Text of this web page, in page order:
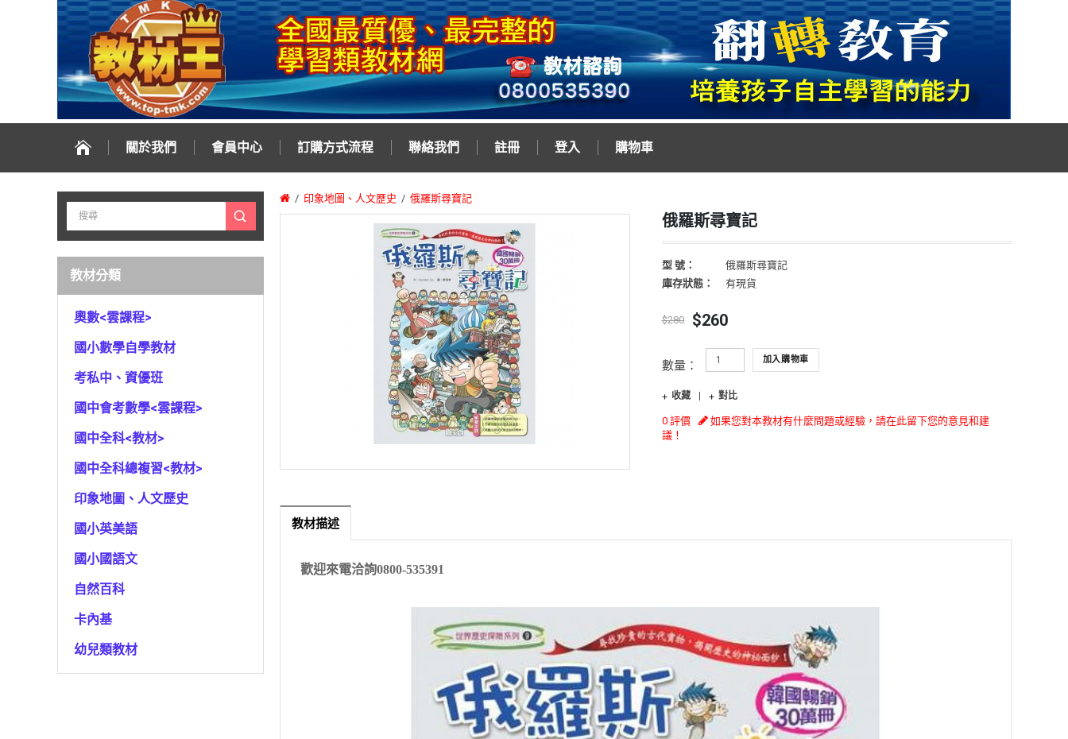
關於我們 會員中心 訂購方式流程 聯絡我們 註冊 登入 購物車
教材分類
奧數<雲課程>
國小數學自學教材
考私中、資優班
國中會考數學<雲課程>
國中全科<教材>
國中全科總複習<教材>
印象地圖、人文歷史
國小英美語
國小國語文
自然百科
卡內基
幼兒類教材
印象地圖、人文歷史 俄羅斯尋寶記
俄羅斯尋寶記
型 號：
俄羅斯尋寶記
庫存狀態：
有現貨
$280 $260
數量： 加入購物車
收藏 對比
0 評價
如果您對本教材有什麼問題或經驗，請在此留下您的意見和建
議！
教材描述
歡迎來電洽詢0800-535391